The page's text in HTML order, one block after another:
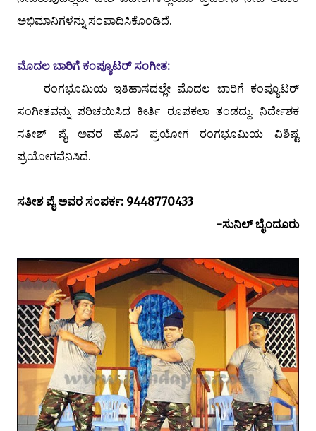
ಅಭಿಮಾನಿಗಳನ್ನು ಸಂಪಾದಿಸಿಕೊಂಡಿದೆ.
ಮೊದಲ ಬಾರಿಗೆ ಕಂಪ್ಯೂಟರ್ ಸಂಗೀತ:
ರಂಗಭೂಮಿಯ ಇತಿಹಾಸದಲ್ಲೇ ಮೊದಲ ಬಾರಿಗೆ ಕಂಪ್ಯೂಟರ್
ಸಂಗೀತವನ್ನು ಪರಿಚಯಿಸಿದ ಕೀರ್ತಿ ರೂಪಕಲಾ ತಂಡದ್ದು. ನಿರ್ದೇಶಕ
ಸತೀಶ್ ಪೈ ಅವರ ಹೊಸ ಪ್ರಯೋಗ ರಂಗಭೂಮಿಯ ವಿಶಿಷ್ಟ
ಪ್ರಯೋಗವೆನಿಸಿದೆ.
ಸತೀಶ ಪೈ ಅವರ ಸಂಪರ್ಕ: 9448770433
-ಸುನಿಲ್ ಬೈಂದೂರು